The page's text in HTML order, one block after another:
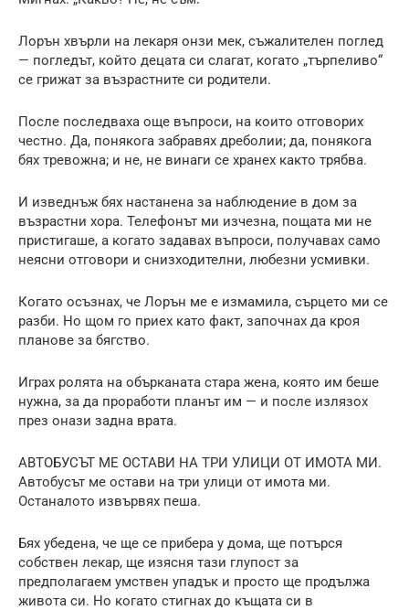
Лорън хвърли на лекаря онзи мек, съжалителен поглед
— погледът, който децата си слагат, когато „търпеливо“
се грижат за възрастните си родители.
После последваха още въпроси, на които отговорих
честно. Да, понякога забравях дреболии; да, понякога
бях тревожна; и не, не винаги се хранех както трябва.
И изведнъж бях настанена за наблюдение в дом за
възрастни хора. Телефонът ми изчезна, пощата ми не
пристигаше, а когато задавах въпроси, получавах само
неясни отговори и снизходителни, любезни усмивки.
Когато осъзнах, че Лорън ме е измамила, сърцето ми се
разби. Но щом го приех като факт, започнах да кроя
планове за бягство.
Играх ролята на обърканата стара жена, която им беше
нужна, за да проработи планът им — и после излязох
през онази задна врата.
АВТОБУСЪТ МЕ ОСТАВИ НА ТРИ УЛИЦИ ОТ ИМОТА МИ.
Автобусът ме остави на три улици от имота ми.
Останалото извървях пеша.
Бях убедена, че ще се прибера у дома, ще потърся
собствен лекар, ще изясня тази глупост за
предполагаем умствен упадък и просто ще продължа
живота си. Но когато стигнах до къщата си в